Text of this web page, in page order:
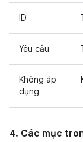
ID
Yêu cầu
Không áp
dụng
4. Các mục